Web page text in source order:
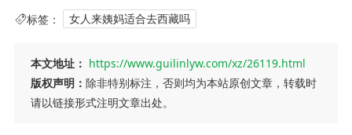
标签： 女人来姨妈适合去西藏吗
本文地址： https://www.guilinlyw.com/xz/26119.html
版权声明： 除非特别标注，否则均为本站原创文章，转载时
请以链接形式注明文章出处。